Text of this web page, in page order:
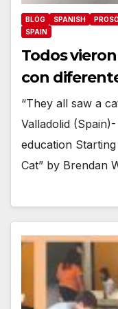
BLOG SPANISH
SPAIN
Todos
con
“They all saw a
Valladolid
education
Cat” by Brendan